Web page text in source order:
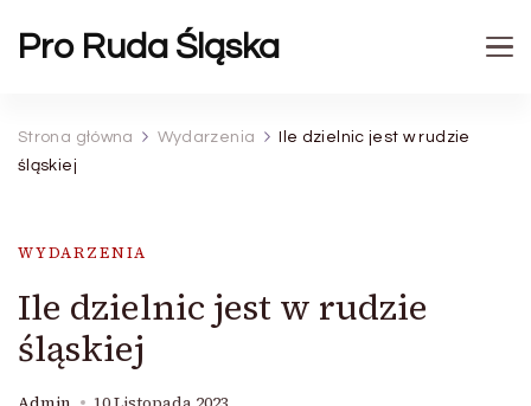
Pro Ruda Śląska
Strona główna Wydarzenia
Ile dzielnic jest w rudzie
śląskiej
WYDARZENIA
Ile dzielnic jest w rudzie
śląskiej